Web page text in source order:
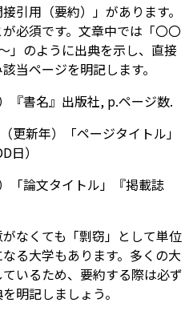
引用（要約）」があります。
必須です。文章中では「〇〇
」のように出典を示し、直接
当ページを明記します。
『書名』出版社, p.ページ数.
更新年）「ページタイトル」
日）
「論文タイトル」『掲載誌
なくても「剽窃」として単位
る大学もあります。多くの大
いるため、要約する際は必ず
明記しましょう。